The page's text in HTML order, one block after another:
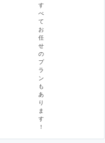
す
べ
て
お
任
せ
の
プ
ラ
ン
も
あ
り
ま
す
！